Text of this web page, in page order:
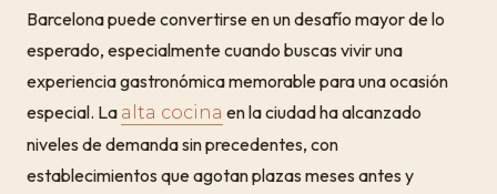
Barcelona puede convertirse en un desafío mayor de lo
esperado, especialmente cuando buscas vivir una
experiencia gastronómica memorable para una ocasión
especial. La alta cocina en la ciudad ha alcanzado
niveles de demanda sin precedentes, con
establecimientos que agotan plazas meses antes y